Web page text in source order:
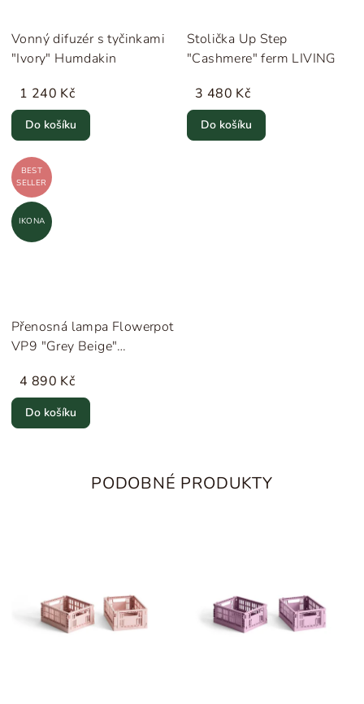
Vonný difuzér s tyčinkami
"Ivory" Humdakin
1 240 Kč
Do košíku
Stolička Up Step
"Cashmere" ferm LIVING
3 480 Kč
Do košíku
BEST
SELLER
IKONA
Přenosná lampa Flowerpot
VP9 "Grey Beige"
4 890 Kč
Do košíku
PODOBNÉ PRODUKTY